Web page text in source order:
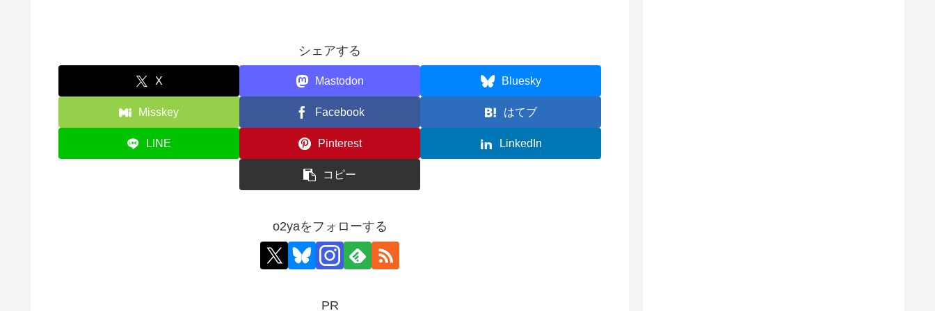
シェアする
X Mastodon Bluesky
Misskey Facebook はてブ
LINE Pinterest LinkedIn
コピー
o2yaをフォローする
PR